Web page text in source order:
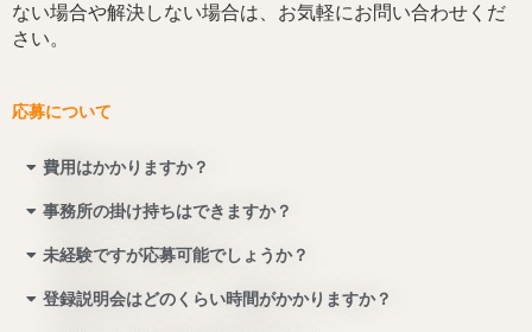
ない場合や解決しない場合は、お気軽にお問い合わせくだ
さい。
応募について
費用はかかりますか？
事務所の掛け持ちはできますか？
未経験ですが応募可能でしょうか？
登録説明会はどのくらい時間がかかりますか？